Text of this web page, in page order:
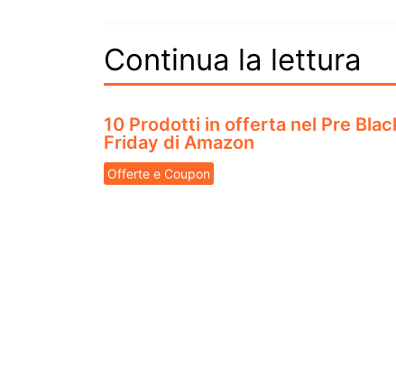
Continua la lettura
10 Prodotti in offerta nel Pre
Friday di Amazon
Offerte e Coupon